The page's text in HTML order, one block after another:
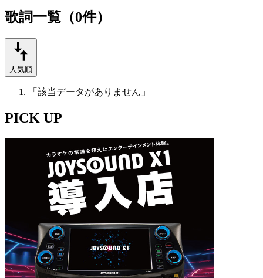
歌詞一覧（0件）
人気順
「該当データがありません」
PICK UP